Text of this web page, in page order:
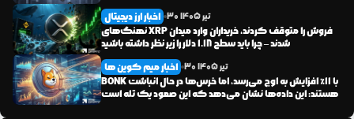
اخبار ارز دیجیتال 30 تیر1405
نهنگ‌های XRP فروش را متوقف کردند، خریداران وارد میدان
شدند – چرا باید سطح ۱.۱۸ دلار را زیر نظر داشته باشید
اخبار میم کوین ها 30 تیر1405
BONK با ۱۱٪ افزایش به اوج می‌رسد، اما خرس‌ها در حال انباشت
هستند: این داده‌ها نشان می‌دهد که این صعود یک تله است